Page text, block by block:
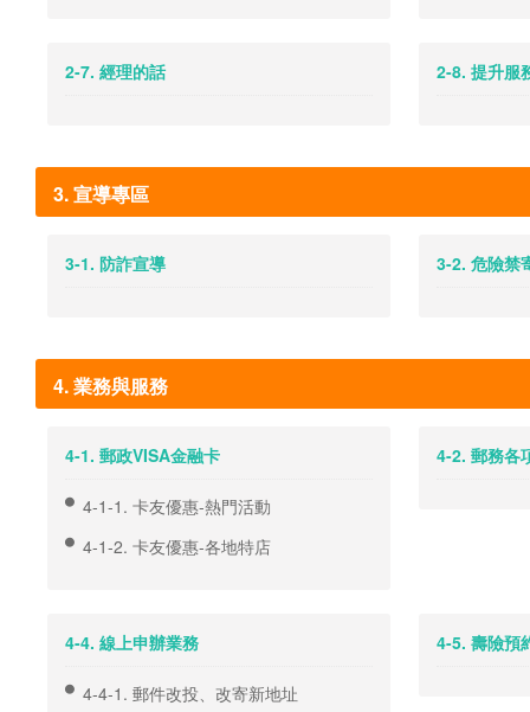
2-7. 經理的話 2-8. 提升服
3. 宣導專區
3-1. 防詐宣導 3-2. 危險禁
4. 業務與服務
4-1. 郵政VISA金融卡
4-1-1. 卡友優惠-熱門活動
4-1-2. 卡友優惠-各地特店
4-2. 郵務各
4-4. 線上申辦業務
4-4-1. 郵件改投、改寄新地址
4-5. 壽險預